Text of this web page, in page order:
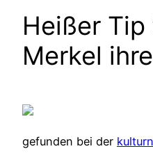
Heißer Tip
Merkel
gefunden bei der